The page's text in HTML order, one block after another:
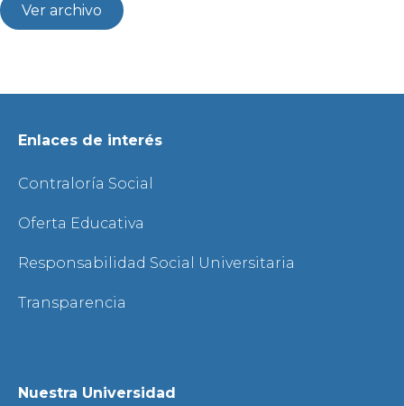
Ver archivo
Enlaces de interés
Contraloría Social
Oferta Educativa
Responsabilidad Social Universitaria
Transparencia
Nuestra Universidad